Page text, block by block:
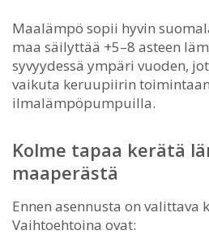
Maalämpö sopii hyvin
maa säilyttää +5–8 asteen
syvyydessä ympäri vuoden,
vaikuta keruupiirin
ilmalämpöpumpuilla.
Kolme tapaa kerätä
maaperästä
Ennen asennusta on valittava
Vaihtoehtoina ovat: